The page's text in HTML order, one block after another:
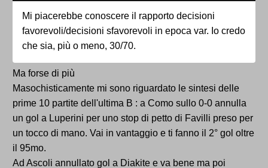
Mi piacerebbe conoscere il rapporto decisioni
favorevoli/decisioni sfavorevoli in epoca var. Io credo
che sia, più o meno, 30/70.
Ma forse di più
Masochisticamente mi sono riguardato le sintesi delle
prime 10 partite dell'ultima B : a Como sullo 0-0 annulla
un gol a Luperini per uno stop di petto di Favilli preso per
un tocco di mano. Vai in vantaggio e ti fanno il 2° gol oltre
il 95mo.
Ad Ascoli annullato gol a Diakite e va bene ma poi